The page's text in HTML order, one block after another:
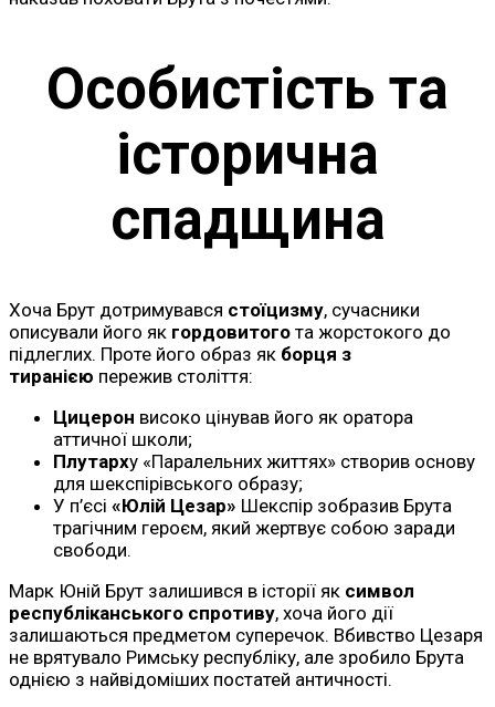
Особистість та
історична
спадщина
Хоча Брут дотримувався стоїцизму, сучасники
описували його як гордовитого та жорстокого до
підлеглих. Проте його образ як борця з
тиранією пережив століття:
Цицерон високо цінував його як оратора
аттичної школи;
Плутарху «Паралельних життях» створив основу
для шекспірівського образу;
У п’єсі «Юлій Цезар» Шекспір зобразив Брута
трагічним героєм, який жертвує собою заради
свободи.
Марк Юній Брут залишився в історії як символ
республіканського спротиву, хоча його дії
залишаються предметом суперечок. Вбивство Цезаря
не врятувало Римську республіку, але зробило Брута
однією з найвідоміших постатей античності.